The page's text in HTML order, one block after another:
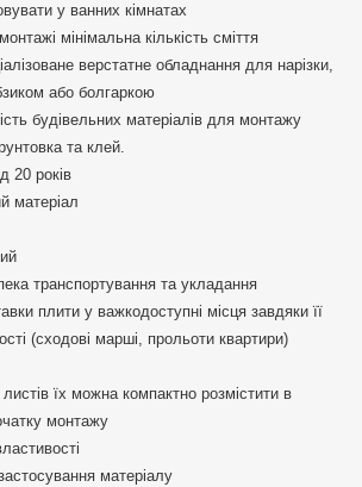
у ванних кімнатах
мінімальна кількість сміття
верстатне обладнання для нарізки,
або болгаркою
будівельних матеріалів для монтажу
та клей.
20 років
матеріал
транспортування та укладання
плити у важкодоступні місця завдяки її
(сходові марші, прольоти квартири)
їх можна компактно розмістити в
монтажу
матеріалу